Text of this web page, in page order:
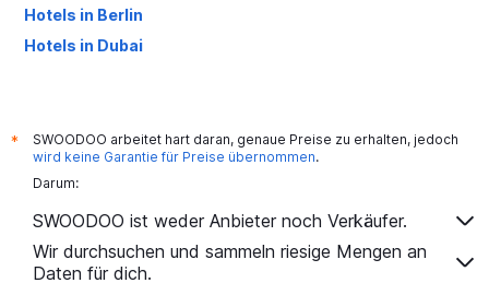
Hotels in Berlin
Hotels in Dubai
*
SWOODOO arbeitet hart daran, genaue Preise zu erhalten, jedoch
wird keine Garantie für Preise übernommen.
Darum:
SWOODOO ist weder Anbieter noch Verkäufer.
Wir durchsuchen und sammeln riesige Mengen an
Daten für dich.